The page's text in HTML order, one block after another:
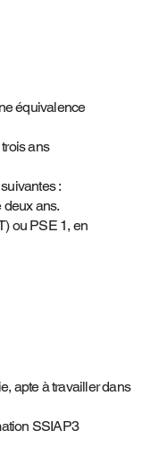
équivalence
ans
:
ans.
ou PSE 1, en
apte à travailler dans
SSIAP3